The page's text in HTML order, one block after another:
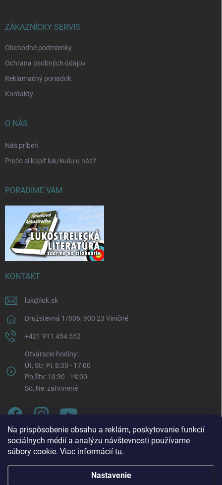
Na prispôsobenie obsahu a reklám, poskytovanie funkcií
sociálnych médií a analýzu návštevnosti používame
súbory cookie. Viac informácií tu.
Nastavenie
ZÁKAZNÍCKY SERVIS
Obchodné podmienky
Ochrana osobných údajov
Reklamačný poriadok
Kontakty
O NÁS
Náš príbeh
Prečo si kúpiť luk/kušu u nás?
PORADÍME VÁM
KONTAKT
luk@ luk.sk
Družstevná 1/806, 900 23 Viničné
+421 911 454 552
Otváracie hodiny:
Út, Str, Pi: 8:30 - 17:00
Po,Štv: 10:30 - 19:00
So, Ne: zatvorené